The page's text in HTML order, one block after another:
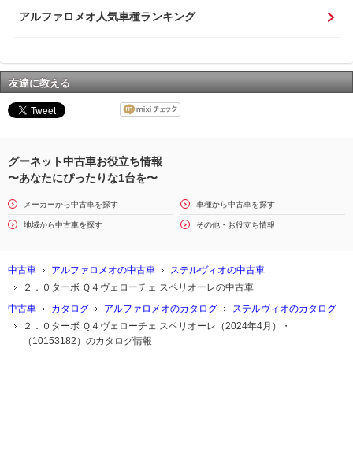
アルファロメオ人気車種ランキング
友達に教える
グーネット中古車お役立ち情報
〜あなたにぴったりな1台を〜
メーカーから中古車を探す 車種から中古車を探す
地域から中古車を探す その他・お役立ち情報
中古車 アルファロメオの中古車
ステルヴィオの中古車
２．０ターボ Ｑ４ヴェローチェ スペリオーレの中古車
中古車
カタログ アルファロメオのカタログ
ステルヴィオのカタログ
２．０ターボ Ｑ４ヴェローチェ スペリオーレ（2024年4月）・
（10153182）のカタログ情報